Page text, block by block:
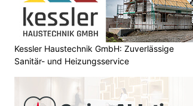
Kessler Haustechnik GmbH: Zuverlässige
Sanitär- und Heizungsservice